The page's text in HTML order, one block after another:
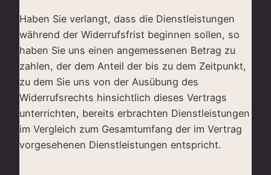
Haben Sie verlangt, dass die Dienstleistungen
während der Widerrufsfrist beginnen sollen, so
haben Sie uns einen angemessenen Betrag zu
zahlen, der dem Anteil der bis zu dem Zeitpunkt,
zu dem Sie uns von der Ausübung des
Widerrufsrechts hinsichtlich dieses Vertrags
unterrichten, bereits erbrachten Dienstleistungen
im Vergleich zum Gesamtumfang der im Vertrag
vorgesehenen Dienstleistungen entspricht.